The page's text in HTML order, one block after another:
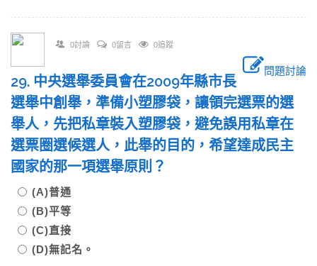
0討論 0留言 0追蹤
問題討論
29. 中央選舉委員會在2009年縣市長
選舉中創舉，準備小塑膠袋，讓領完選票的選
舉人，先把私章裝入塑膠袋，避免誤用私章在
選票圈選候選人，此舉的目的，希望達成民主
國家的那一項選舉原則？
(A)普通
(B)平等
(C)直接
(D)無記名。